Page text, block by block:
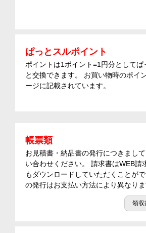
ぱっとスルポイント
ポイントは1ポイント=1円分としてぱ
と交換できます。 お買い物時のポイ
ージに記載されています。
帳票類
お見積書・納品書の発行につきまし
い合わせください。 請求書はWEB請
もダウンロードしていただくことが
の発行はお支払い方法により異なりま
領収